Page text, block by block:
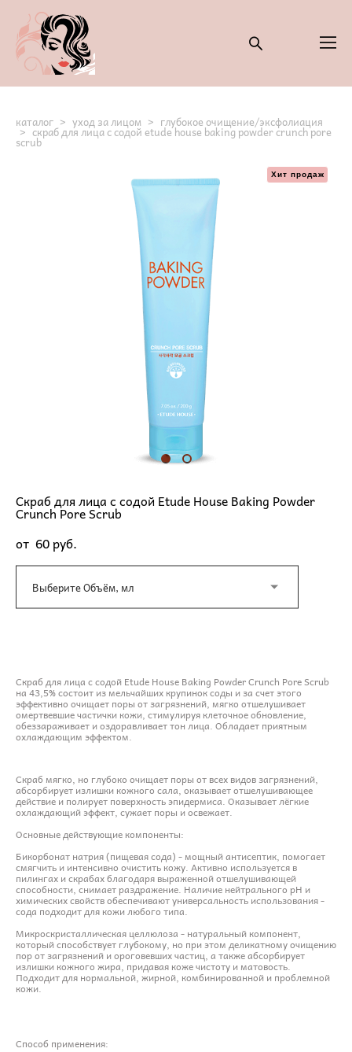
каталог > уход за лицом > глубокое очищение/эксфолиация
> скраб для лица с содой etude house baking powder crunch pore
scrub
Хит продаж
Скраб для лица с содой Etude House Baking Powder
Crunch Pore Scrub
от 60 pуб.
Выберите Объём, мл
Скраб для лица с содой Etude House Baking Powder Crunch Pore Scrub
на 43,5% состоит из мельчайших крупинок соды и за счет этого
эффективно очищает поры от загрязнений, мягко отшелушивает
омертвевшие частички кожи, стимулируя клеточное обновление,
обеззараживает и оздоравливает тон лица. Обладает приятным
охлаждающим эффектом.
Скраб мягко, но глубоко очищает поры от всех видов загрязнений,
абсорбирует излишки кожного сала, оказывает отшелушивающее
действие и полирует поверхность эпидермиса. Оказывает лёгкие
охлаждающий эффект, сужает поры и освежает.
Основные действующие компоненты:
Бикорбонат натрия (пищевая сода) - мощный антисептик, помогает
смягчить и интенсивно очистить кожу. Активно используется в
пилингах и скрабах благодаря выраженной отшелушивающей
способности, снимает раздражение. Наличие нейтрального pH и
химических свойств обеспечивают универсальность использования -
сода подходит для кожи любого типа.
Микроскристаллическая целлюлоза - натуральный компонент,
который способствует глубокому, но при этом деликатному очищению
пор от загрязнений и ороговевших частиц, а также абсорбирует
излишки кожного жира, придавая коже чистоту и матовость.
Подходит для нормальной, жирной, комбинированной и проблемной
кожи.
Способ применения: